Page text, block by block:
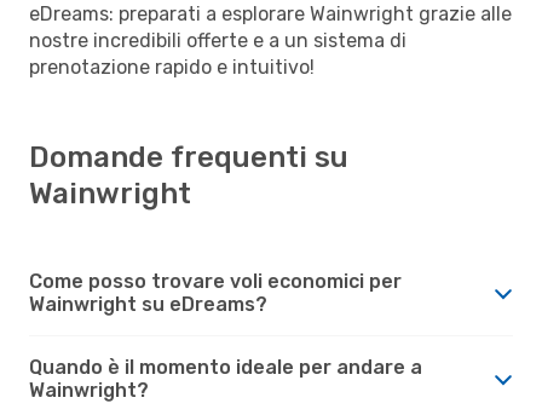
eDreams: preparati a esplorare Wainwright grazie alle
nostre incredibili offerte e a un sistema di
prenotazione rapido e intuitivo!
Domande frequenti su
Wainwright
Come posso trovare voli economici per
Wainwright su eDreams?
Quando è il momento ideale per andare a
Wainwright?